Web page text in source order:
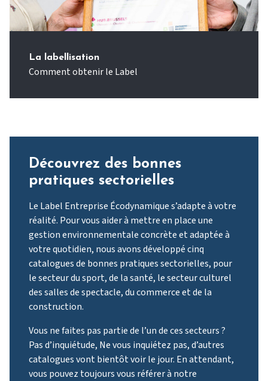
La labellisation
Comment obtenir le Label
Découvrez des bonnes
pratiques sectorielles
Le Label Entreprise Écodynamique s’adapte à votre
réalité. Pour vous aider à mettre en place une
gestion environnementale concrète et adaptée à
votre quotidien, nous avons développé cinq
catalogues de bonnes pratiques sectorielles, pour
le secteur du sport, de la santé, le secteur culturel
des salles de spectacle, du commerce et de la
construction.
Vous ne faites pas partie de l’un de ces secteurs ?
Pas d’inquiétude, Ne vous inquiétez pas, d’autres
catalogues vont bientôt voir le jour. En attendant,
vous pouvez toujours vous référer à notre